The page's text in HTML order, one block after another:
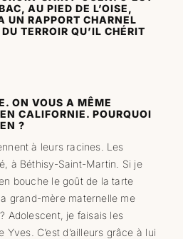
AU PIED DE L’OISE,
UN RAPPORT CHARNEL
TERROIR QU’IL CHÉRIT
ON VOUS A MÊME
CALIFORNIE. POURQUOI
?
à leurs racines. Les
à Béthisy-Saint-Martin. Si je
bouche le goût de la tarte
grand-mère maternelle me
Adolescent, je faisais les
C’est d’ailleurs grâce à lui